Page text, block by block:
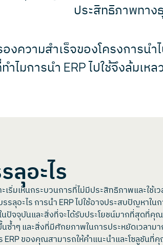
ประสิทธิภาพทาง
งความสำเร็จของโครงการ
ไมการนำ ERP ไปใช้จึงล้มเ
อะไร
เริ่มเห็นกระบวนการที่ไม่มีประสิทธิภาพและใ
ลุอะไร การนำ ERP ไปใช้อาจประสบปัญหาใ
ปัจจุบันและสิ่งที่จะได้รับประโยชน์มากที่สุดที่
ซ้ำๆ และสิ่งที่มีศักยภาพในการประหยัดเวล
ERP ของคุณสามารถให้คำแนะนำและโซลู